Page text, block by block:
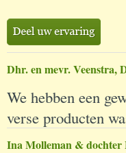
Dhr. en mevr. Veenstra,
We hebben een
verse producten
Ina Molleman & dochter